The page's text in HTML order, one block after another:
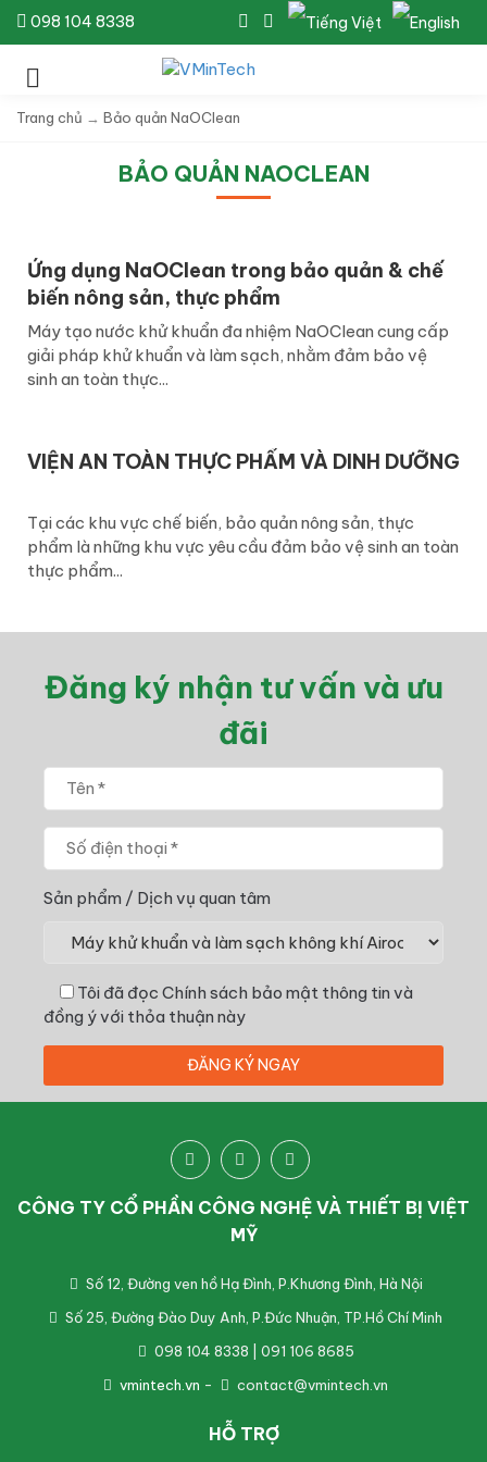
098 104 8338
Trang chủ → Bảo quản NaOClean
BẢO QUẢN NAOCLEAN
Ứng dụng NaOClean trong bảo quản & chế
biến nông sản, thực phẩm
Máy tạo nước khử khuẩn đa nhiệm NaOClean cung cấp
giải pháp khử khuẩn và làm sạch, nhằm đảm bảo vệ
sinh an toàn thực...
VIỆN AN TOÀN THỰC PHẨM VÀ DINH DƯỠNG
Tại các khu vực chế biến, bảo quản nông sản, thực
phẩm là những khu vực yêu cầu đảm bảo vệ sinh an toàn
thực phẩm...
Đăng ký nhận tư vấn và ưu
đãi
Sản phẩm / Dịch vụ quan tâm
Tôi đã đọc Chính sách bảo mật thông tin và
đồng ý với thỏa thuận này
CÔNG TY CỔ PHẦN CÔNG NGHỆ VÀ THIẾT BỊ VIỆT
MỸ
Số 12, Đường ven hồ Hạ Đình, P.Khương Đình, Hà Nội
Số 25, Đường Đào Duy Anh, P.Đức Nhuận, TP.Hồ Chí Minh
098 104 8338 | 091 106 8685
vmintech.vn - contact@vmintech.vn
HỖ TRỢ